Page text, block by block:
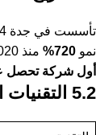
تأسست في جدة 2014
نمو 720%
منذ 2020
أول شركة تحصل
5.2 التقنيات الحصرية